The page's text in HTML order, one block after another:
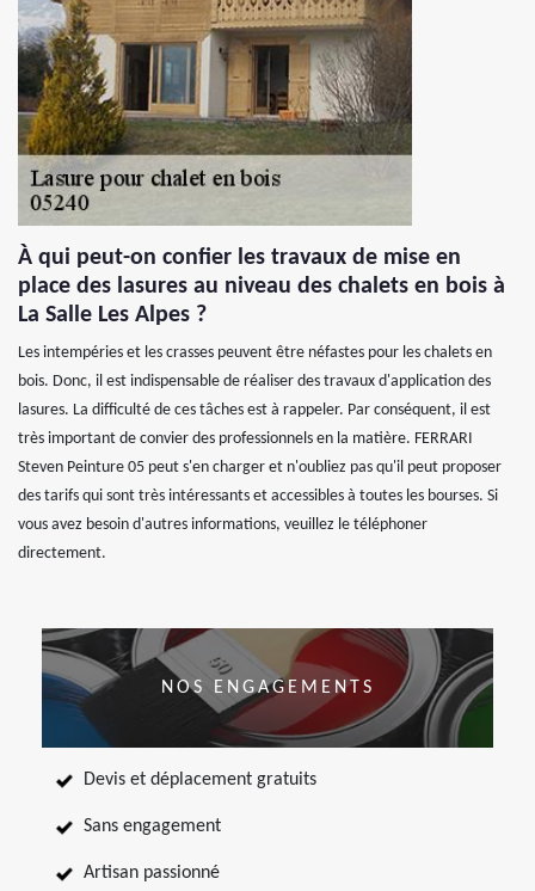
À qui peut-on confier les travaux de mise en
place des lasures au niveau des chalets en bois à
La Salle Les Alpes ?
Les intempéries et les crasses peuvent être néfastes pour les chalets en
bois. Donc, il est indispensable de réaliser des travaux d'application des
lasures. La difficulté de ces tâches est à rappeler. Par conséquent, il est
très important de convier des professionnels en la matière. FERRARI
Steven Peinture 05 peut s'en charger et n'oubliez pas qu'il peut proposer
des tarifs qui sont très intéressants et accessibles à toutes les bourses. Si
vous avez besoin d'autres informations, veuillez le téléphoner
directement.
NOS ENGAGEMENTS
Devis et déplacement gratuits
Sans engagement
Artisan passionné